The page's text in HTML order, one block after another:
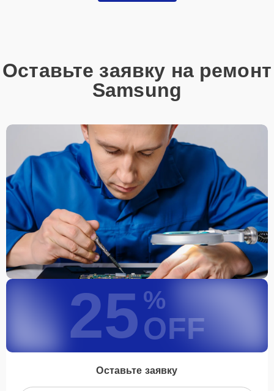
Оставьте заявку на ремонт
Samsung
25 %
OFF
Оставьте заявку